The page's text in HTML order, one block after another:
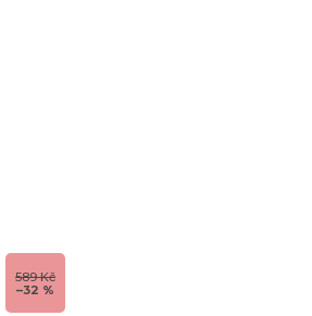
589 Kč
–32 %